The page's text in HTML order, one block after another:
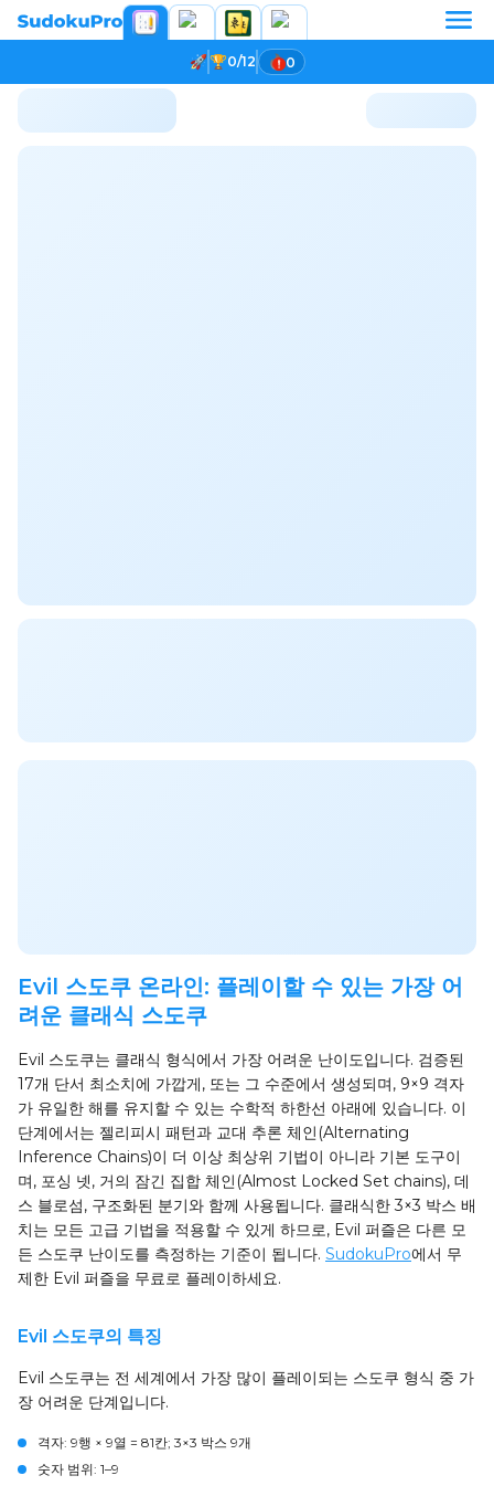
0/12 0
Evil 스도쿠 온라인: 플레이할 수 있는 가장 어
려운 클래식 스도쿠
Evil 스도쿠는 클래식 형식에서 가장 어려운 난이도입니다. 검증된
17개 단서 최소치에 가깝게, 또는 그 수준에서 생성되며, 9×9 격자
가 유일한 해를 유지할 수 있는 수학적 하한선 아래에 있습니다. 이
단계에서는 젤리피시 패턴과 교대 추론 체인(Alternating
Inference Chains)이 더 이상 최상위 기법이 아니라 기본 도구이
며, 포싱 넷, 거의 잠긴 집합 체인(Almost Locked Set chains), 데
스 블로섬, 구조화된 분기와 함께 사용됩니다. 클래식한 3×3 박스 배
치는 모든 고급 기법을 적용할 수 있게 하므로, Evil 퍼즐은 다른 모
든 스도쿠 난이도를 측정하는 기준이 됩니다. SudokuPro에서 무
제한 Evil 퍼즐을 무료로 플레이하세요.
Evil 스도쿠의 특징
Evil 스도쿠는 전 세계에서 가장 많이 플레이되는 스도쿠 형식 중 가
장 어려운 단계입니다.
격자: 9행 × 9열 = 81칸; 3×3 박스 9개
숫자 범위: 1–9